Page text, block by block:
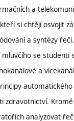
a
si chtějí osvojit
a syntézy
se studenti
a
zdravotnictví.
analyzovat